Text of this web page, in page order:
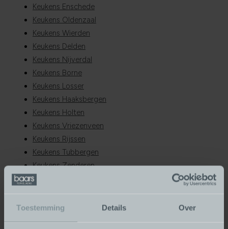
Toestemming Details Over
Keukens Enschede
Keukens Oldenzaal
Keukens Wierden
Keukens Delden
Keukens Nijverdal
Keukens Borne
Keukens Losser
Keukens Haaksbergen
Keukens Holten
Keukens Vriezenveen
Keukens Rijssen
Keukens Tubbergen
Keukens Zenderen
Keukens Hengevelde